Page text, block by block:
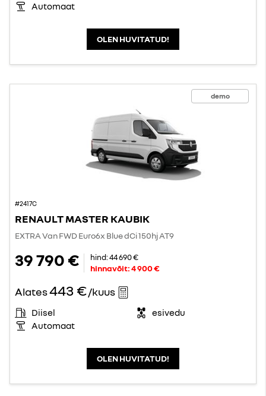
Automaat
OLEN HUVITATUD!
demo
#2417C
RENAULT MASTER KAUBIK
EXTRA Van FWD Euro6x Blue dCi 150hj AT9
39 790 € hind:44 690 €
hinnavõit:4 900 €
Alates443 €/kuus
Diisel
esivedu
Automaat
OLEN HUVITATUD!